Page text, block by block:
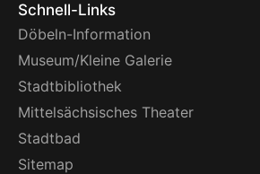
Schnell-Links
Döbeln-Information
Museum/Kleine Galerie
Stadtbibliothek
Mittelsächsisches Theater
Stadtbad
Sitemap